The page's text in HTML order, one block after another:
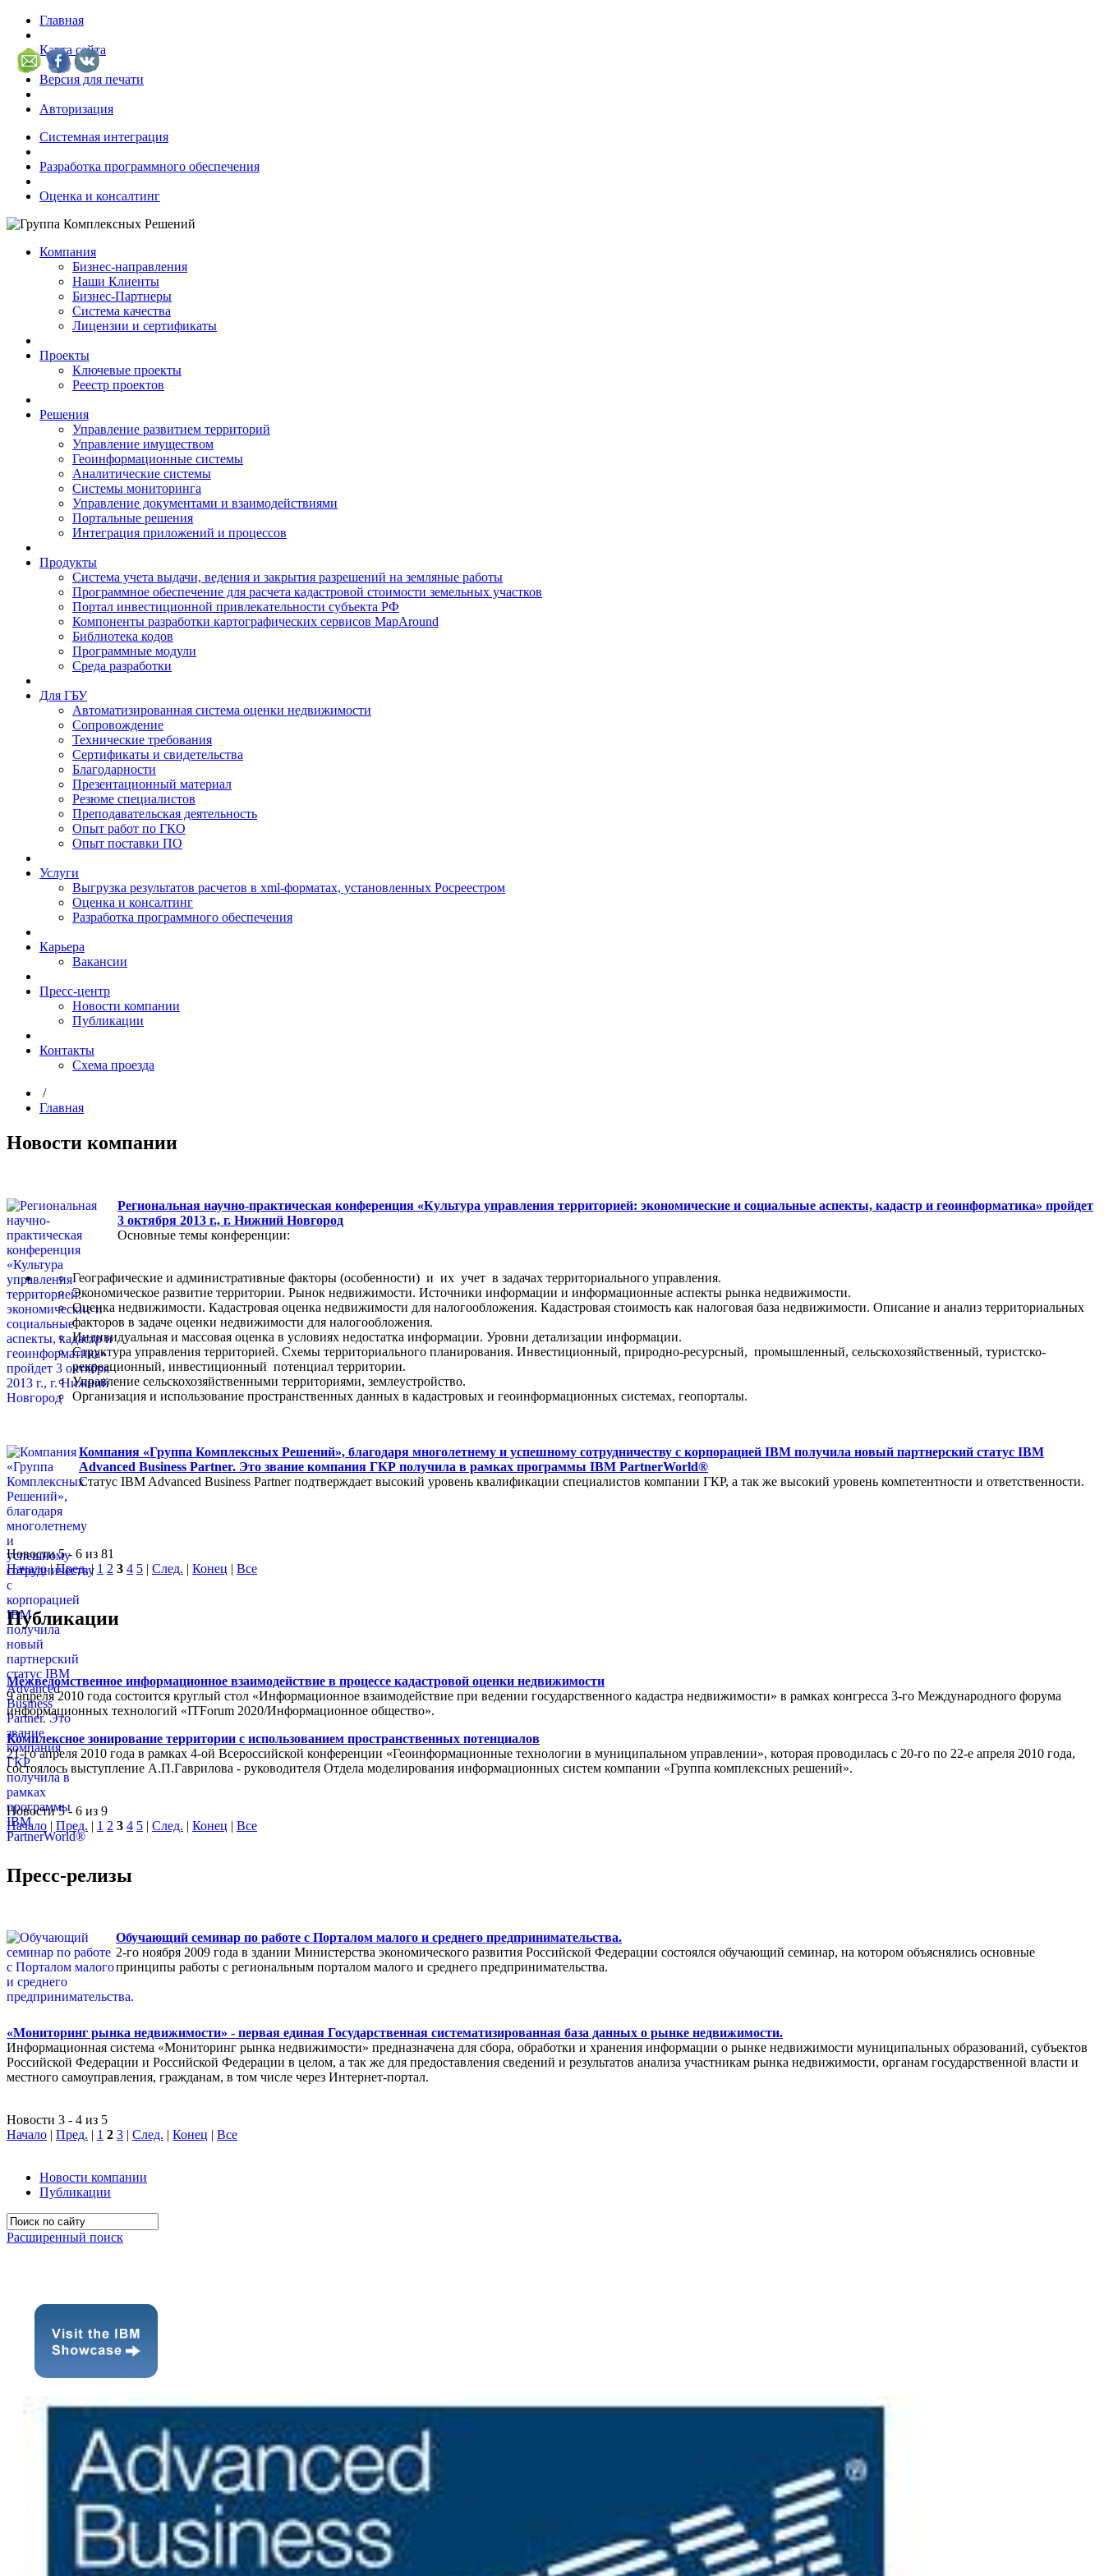
Главная
Карта сайта
Версия для печати
Авторизация
Системная интеграция
Разработка программного обеспечения
Оценка и консалтинг
Компания
Бизнес-направления
Наши Клиенты
Бизнес-Партнеры
Система качества
Лицензии и сертификаты
Проекты
Ключевые проекты
Реестр проектов
Решения
Управление развитием территорий
Управление имуществом
Геоинформационные системы
Аналитические системы
Системы мониторинга
Управление документами и взаимодействиями
Портальные решения
Интеграция приложений и процессов
Продукты
Система учета выдачи, ведения и закрытия разрешений на земляные работы
Программное обеспечение для расчета кадастровой стоимости земельных участков
Портал инвестиционной привлекательности субъекта РФ
Компоненты разработки картографических сервисов MapAround
Библиотека кодов
Программные модули
Среда разработки
Для ГБУ
Автоматизированная система оценки недвижимости
Сопровождение
Технические требования
Сертификаты и свидетельства
Благодарности
Презентационный материал
Резюме специалистов
Преподавательская деятельность
Опыт работ по ГКО
Опыт поставки ПО
Услуги
Выгрузка результатов расчетов в xml-форматах, установленных Росреестром
Оценка и консалтинг
Разработка программного обеспечения
Карьера
Вакансии
Пресс-центр
Новости компании
Публикации
Контакты
Схема проезда
/
Главная
Новости компании
Региональная научно-практическая конференция «Культура управления территорией: экономические и социальные аспекты, кадастр и геоинформатика» пройдет
3 октября 2013 г., г. Нижний Новгород
Основные темы конференции:
Географические и административные факторы (особенности) и их учет в задачах территориального управления.
Экономическое развитие территории. Рынок недвижимости. Источники информации и информационные аспекты рынка недвижимости.
Оценка недвижимости. Кадастровая оценка недвижимости для налогообложения. Кадастровая стоимость как налоговая база недвижимости. Описание и анализ территориальных
факторов в задаче оценки недвижимости для налогообложения.
Индивидуальная и массовая оценка в условиях недостатка информации. Уровни детализации информации.
Структура управления территорией. Схемы территориального планирования. Инвестиционный, природно-ресурсный, промышленный, сельскохозяйственный, туристско-
рекреационный, инвестиционный потенциал территории.
Управление сельскохозяйственными территориями, землеустройство.
Организация и использование пространственных данных в кадастровых и геоинформационных системах, геопорталы.
Компания «Группа Комплексных Решений», благодаря многолетнему и успешному сотрудничеству с корпорацией IBM получила новый партнерский статус IBM
Advanced Business Partner. Это звание компания ГКР получила в рамках программы IBM PartnerWorld®
Статус IBM Advanced Business Partner подтверждает высокий уровень квалификации специалистов компании ГКР, а так же высокий уровень компетентности и ответственности.
Новости 5 - 6 из 81
Начало|Пред.| 1 2 3 4 5 | След. | Конец | Все
Публикации
Межведомственное информационное взаимодействие в процессе кадастровой оценки недвижимости
9 апреля 2010 года состоится круглый стол «Информационное взаимодействие при ведении государственного кадастра недвижимости» в рамках конгресса 3-го Международного форума
информационных технологий «ITForum 2020/Информационное общество».
Комплексное зонирование территории с использованием пространственных потенциалов
21-го апреля 2010 года в рамках 4-ой Всероссийской конференции «Геоинформационные технологии в муниципальном управлении», которая проводилась с 20-го по 22-е апреля 2010 года,
состоялось выступление А.П.Гаврилова - руководителя Отдела моделирования информационных систем компании «Группа комплексных решений».
Новости 5 - 6 из 9
Начало | Пред. | 1 2 3 4 5 | След. | Конец | Все
Пресс-релизы
Обучающий семинар по работе с Порталом малого и среднего предпринимательства.
2-го ноября 2009 года в здании Министерства экономического развития Российской Федерации состоялся обучающий семинар, на котором объяснялись основные
принципы работы с региональным порталом малого и среднего предпринимательства.
«Мониторинг рынка недвижимости» - первая единая Государственная систематизированная база данных о рынке недвижимости.
Информационная система «Мониторинг рынка недвижимости» предназначена для сбора, обработки и хранения информации о рынке недвижимости муниципальных образований, субъектов
Российской Федерации и Российской Федерации в целом, а так же для предоставления сведений и результатов анализа участникам рынка недвижимости, органам государственной власти и
местного самоуправления, гражданам, в том числе через Интернет-портал.
Новости 3 - 4 из 5
Начало | Пред. | 1 2 3 | След. | Конец | Все
Новости компании
Публикации
Расширенный поиск